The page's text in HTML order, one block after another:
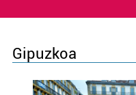
Gipuzkoa